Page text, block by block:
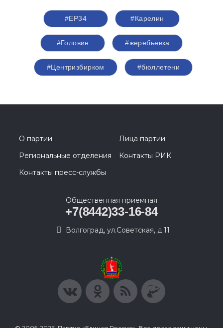
#ЕР34 #Карелин
#Головин #жеребьевка
#Центризбирком #бюллетени
О партии
Лица партии
Региональные отделения
Контакты РИК
Контакты пресс-службы
Общественная приемная
+7(8442)33-16-84
Волгоград, ул.Советская, д.11